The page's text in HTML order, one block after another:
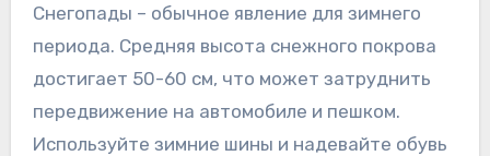
Снегопады – обычное явление для зимнего
периода. Средняя высота снежного покрова
достигает 50-60 см, что может затруднить
передвижение на автомобиле и пешком.
Используйте зимние шины и надевайте обувь